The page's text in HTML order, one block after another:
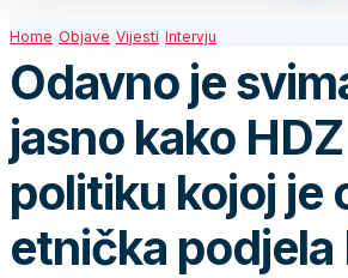
Home Objave Vijesti Intervju
Odavno je
jasno kako
politiku kojoj je
etnička podjela